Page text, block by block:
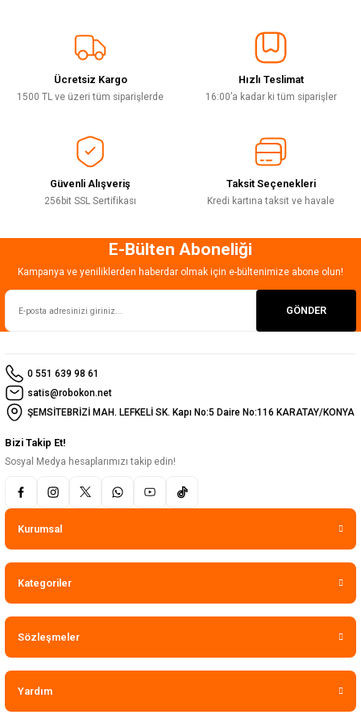
Ürün resmi kalitesiz, bozuk veya görüntülenemiyor.
Ürün açıklamasında eksik bilgiler bulunuyor.
Ürün bilgilerinde hatalar bulunuyor.
Bu ürüne benzer farklı alternatifler olmalı.
Gönder
Deneyimini Paylaş
Ücretsiz Kargo
1500 TL ve üzeri tüm siparişlerde
Hızlı Teslimat
16:00’a kadar ki tüm siparişler
Güvenli Alışveriş
256bit SSL Sertifikası
Taksit Seçenekleri
Kredi kartına taksit ve havale
E-Bülten Aboneliği
Kampanya ve yeniliklerden haberdar olmak için e-bültenimize abone olun!
GÖNDER
0 551 639 98 61
satis@robokon.net
ŞEMSİTEBRİZİ MAH. LEFKELİ SK. Kapı No:5 Daire No:116 KARATAY/KONYA
Bizi Takip Et!
Sosyal Medya hesaplarımızı takip edin!
Kurumsal
Kategoriler
Sözleşmeler
Yardım